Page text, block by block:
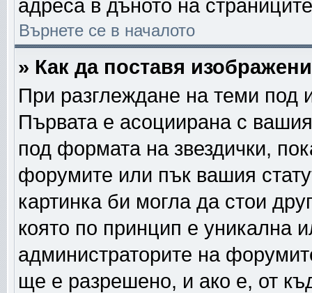
адреса в дъното на
Върнете се в началото
» Как да поставя
При разглеждане на теми под
Първата е асоциирана с
под формата на звездички,
форумите или пък вашия
картинка би могла да стои
която по принцип е уникална
администраторите на
ще е разрешено, и ако е, от